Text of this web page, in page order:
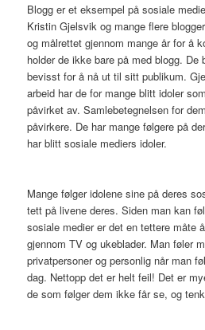
Blogg er et eksempel på sosiale
Kristin Gjelsvik og mange flere
og målrettet gjennom mange år for å
holder de ikke bare på med blogg. De
bevisst for å nå ut til sitt publikum.
arbeid har de for mange blitt idoler
påvirket av. Samlebetegnelsen for
påvirkere. De har mange følgere på
har blitt sosiale mediers idoler.
Mange følger idolene sine på deres
tett på livene deres. Siden man kan
sosiale medier er det en tettere måte
gjennom TV og ukeblader. Man føler
privatpersoner og personlig når man
dag. Nettopp det er helt feil! Det er
de som følger dem ikke får se, og